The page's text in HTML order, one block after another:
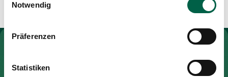
Notwendig
Präferenzen
Statistiken
Medien